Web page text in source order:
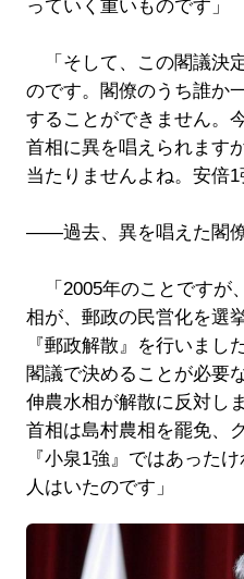
っていく重いものです」
「そして、この閣議決
のです。閣僚のうち誰か
することができません。
首相に異を唱えられます
当たりませんよね。安倍1
――過去、異を唱えた閣
「2005年のことですが
相が、郵政の民営化を選
『郵政解散』を行いまし
閣議で決めることが必要
伸農水相が解散に反対し
首相は島村農相を罷免、
『小泉1強』ではあった
人はいたのです」